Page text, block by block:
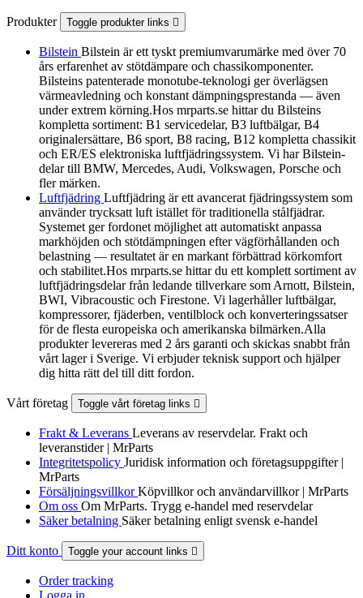
Produkter Toggle produkter links 
Bilstein Bilstein är ett tyskt premiumvarumärke med över 70
års erfarenhet av stötdämpare och chassikomponenter.
Bilsteins patenterade monotube-teknologi ger överlägsen
värmeavledning och konstant dämpningsprestanda — även
under extrem körning.Hos mrparts.se hittar du Bilsteins
kompletta sortiment: B1 servicedelar, B3 luftbälgar, B4
originalersättare, B6 sport, B8 racing, B12 kompletta chassikit
och ER/ES elektroniska luftfjädringssystem. Vi har Bilstein-
delar till BMW, Mercedes, Audi, Volkswagen, Porsche och
fler märken.
Luftfjädring Luftfjädring är ett avancerat fjädringssystem som
använder trycksatt luft istället för traditionella stålfjädrar.
Systemet ger fordonet möjlighet att automatiskt anpassa
markhöjden och stötdämpningen efter vägförhållanden och
belastning — resultatet är en markant förbättrad körkomfort
och stabilitet.Hos mrparts.se hittar du ett komplett sortiment av
luftfjädringsdelar från ledande tillverkare som Arnott, Bilstein,
BWI, Vibracoustic och Firestone. Vi lagerhåller luftbälgar,
kompressorer, fjäderben, ventilblock och konverteringssatser
för de flesta europeiska och amerikanska bilmärken.Alla
produkter levereras med 2 års garanti och skickas snabbt från
vårt lager i Sverige. Vi erbjuder teknisk support och hjälper
dig hitta rätt del till ditt fordon.
Vårt företag Toggle vårt företag links 
Frakt & Leverans Leverans av reservdelar. Frakt och
leveranstider | MrParts
Integritetspolicy Juridisk information och företagsuppgifter |
MrParts
FörsäljningsvillkorKöpvillkor och användarvillkor | MrParts
Om oss Om MrParts. Trygg e-handel med reservdelar
Säker betalning Säker betalning enligt svensk e-handel
Ditt konto Toggle your account links 
Order tracking